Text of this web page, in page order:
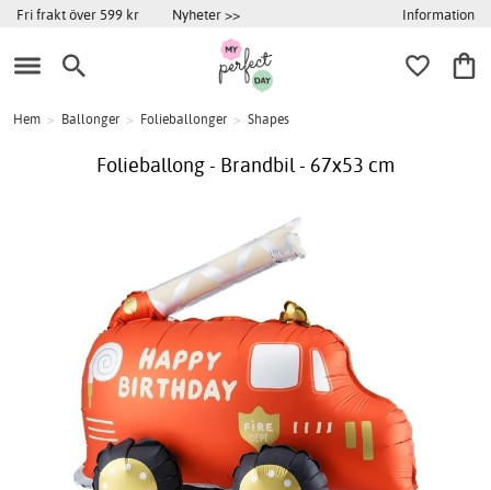
Fri frakt över 599 kr Nyheter >> Information
Hem > Ballonger > Folieballonger > Shapes
Folieballong - Brandbil - 67x53 cm